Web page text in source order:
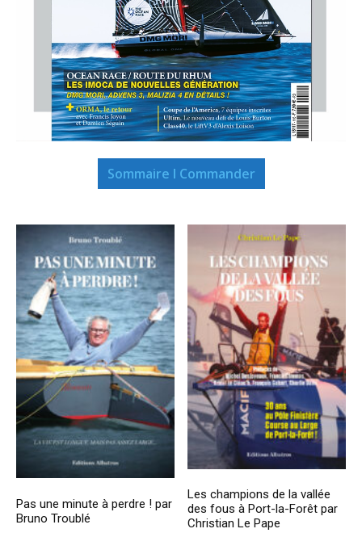
Sommaire I Commander
Pas une minute à perdre ! par
Bruno Troublé
Les champions de la vallée
des fous à Port-la-Forêt par
Christian Le Pape